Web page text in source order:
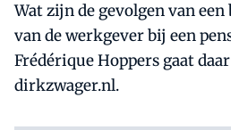
Wat zijn de gevolgen van
van de werkgever bij een
Frédérique Hoppers gaat
dirkzwager.nl.